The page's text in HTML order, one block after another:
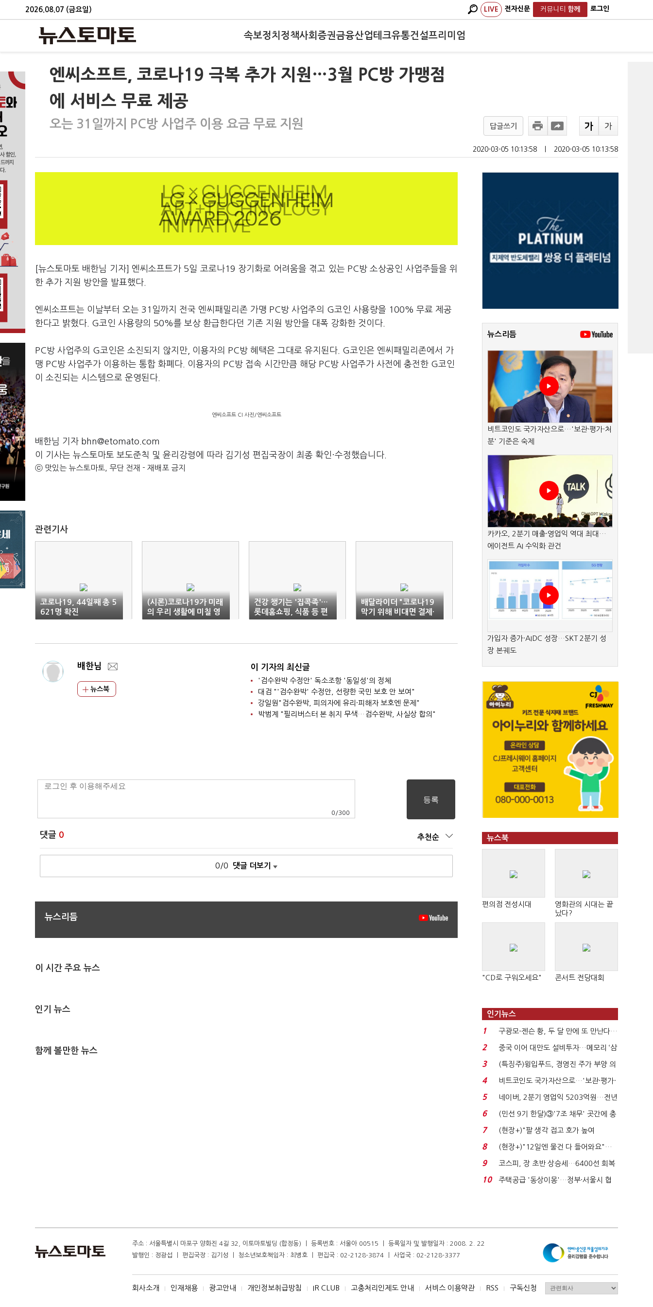
2026.08.07 (금요일) LIVE 전자신문 커뮤니티 함께 로그인
속보정치 정책사회 증권금융산업테크유통건설프리미엄
엔씨소프트, 코로나19 극복 추가 지원…3월 PC방 가맹점
에 서비스 무료 제공
오는 31일까지 PC방 사업주 이용 요금 무료 지원 답글쓰기
2020-03-05 10:13:58 2020-03-05 10:13:58
[뉴스토마토 배한님 기자] 엔씨소프트가 5일 코로나19 장기화로 어려움을 겪고 있는 PC방 소상공인 사업주들을 위
한 추가 지원 방안을 발표했다.
엔씨소프트는 이날부터 오는 31일까지 전국 엔씨패밀리존 가맹 PC방 사업주의 G코인 사용량을 100% 무료 제공
한다고 밝혔다. G코인 사용량의 50%를 보상 환급한다던 기존 지원 방안을 대폭 강화한 것이다.
PC방 사업주의 G코인은 소진되지 않지만, 이용자의 PC방 혜택은 그대로 유지된다. G코인은 엔씨패밀리존에서 가
맹 PC방 사업주가 이용하는 통합 화폐다. 이용자의 PC방 접속 시간만큼 해당 PC방 사업주가 사전에 충전한 G코인
이 소진되는 시스템으로 운영된다.
엔씨소프트 CI 사진/엔씨소프트
배한님 기자 bhn@etomato.com
이 기사는 뉴스토마토 보도준칙 및 윤리강령에 따라 김기성 편집국장이 최종 확인·수정했습니다.
ⓒ 맛있는 뉴스토마토, 무단 전재 - 재배포 금지
관련기사
코로나19, 44일째 총 5
621명 확진
(시론)코로나19가 미래
의 우리 생활에 미칠 영
향은?
건강 챙기는 '집콕족'…
롯데홈쇼핑, 식품 등 편
성 확대
배달라이더 "코로나19
막기 위해 비대면 결제·
수령 부탁"
배한님
뉴스북
이 기자의 최신글
'검수완박 수정안' 독소조항 '동일성'의 정체
대검 "'검수완박' 수정안, 선량한 국민 보호 안 보여"
강일원"검수완박, 피의자에 유리·피해자 보호엔 문제"
박범계 "필리버스터 본 취지 무색…검수완박, 사실상 합의"
0 /300
댓글 0 추천순
0/0 댓글 더보기
뉴스리듬
이 시간 주요 뉴스
인기 뉴스
함께 볼만한 뉴스
뉴스리듬
비트코인도 국가자산으로…'보관·평가·처
분' 기준은 숙제
카카오, 2분기 매출·영업익 역대 최대…
에이전트 AI 수익화 관건
가입자 증가·AIDC 성장…SKT 2분기 성
장 본궤도
뉴스북
편의점 전성시대
영화관의 시대는 끝
났다?
"CD로 구워오세요" 콘서트 전당대회
인기뉴스
1
구광모-젠슨 황, 두 달 만에 또 만난다…
로봇·AI 등 논...
2
중국 이어 대만도 설비투자…메모리 ‘삼
국전쟁’
3
(특징주)윙입푸드, 경영진 주가 부양 의
지에 상한가...
4
비트코인도 국가자산으로…'보관·평가·
처분' 기준은 ...
5
네이버, 2분기 영업익 5203억원…전년
비 0.2% 감소...
6
(민선 9기 한달)③'7조 채무' 곳간에 충
격…추미애, 20년...
7
(현장+)"팔 생각 접고 호가 높여
요"…'덜 똘똘한 한 채' 20...
8
(현장+)"12일엔 물건 다 들어와요"…
빈 매대 채우며 문 연 ...
9
코스피, 장 초반 상승세…6400선 회복
시도
10
주택공급 '동상이몽'…정부·서울시 협
주소 : 서울특별시 마포구 양화진 4길 32, 이토마토빌딩 (합정동) ㅣ 등록번호 : 서울아 00515 ㅣ 등록일자 및 발행일자 : 2008. 2. 22
발행인 : 정광섭 ㅣ 편집국장 : 김기성 ㅣ 청소년보호책임자 : 최병호 ㅣ 편집국 : 02-2128-3874 ㅣ 사업국 : 02-2128-3377
회사소개 I 인재채용 I 광고안내 I 개인정보취급방침 I IR CLUB I 고충처리인제도 안내 I 서비스 이용약관 I RSS I 구독신청